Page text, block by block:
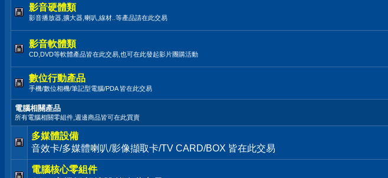
影音硬體類
影音播放器,擴大器,喇叭,線材..等產品請在此交易
影音軟體類
CD,DVD等軟體產品皆在此交易,也可在此發起影片團購活動
數位行動產品
手機/數位相機/筆記型電腦/PDA 皆在此交易
電腦相關產品
所有電腦相關零組件,週邊商品皆可在此買賣
多媒體設備
音效卡/多媒體喇叭/影像擷取卡/TV CARD/BOX 皆在此交易
電腦核心零組件